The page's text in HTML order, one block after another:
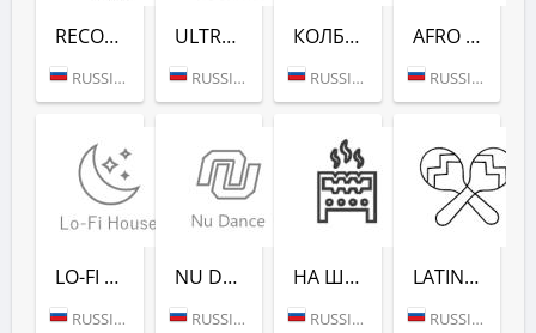
RECORD CLUB SHOW - RADIO RECORD
RUSSIA (MOSCOW)
ULTRA MUSIC FESTIVAL - РАДИО РЕКОРД
RUSSIA (MOSCOW)
КОЛБАСНЫЙ ЦЕХ (РАДИО РЕКОРД)
RUSSIA (MOSCOW)
AFRO HOUSE (РАДИО РЕКОРД)
RUSSIA (MOSCOW)
LO-FI HOUSE (РАДИО РЕКОРД)
RUSSIA (MOSCOW)
NU DANCE (РАДИО РЕКОРД)
RUSSIA (MOSCOW)
НА ШАШЛЫКИ (РАДИО РЕКОРД)
RUSSIA (SAINT PETERSBURG)
LATINA DANCE (РАДИО РЕКОРД)
RUSSIA (MOSCOW)